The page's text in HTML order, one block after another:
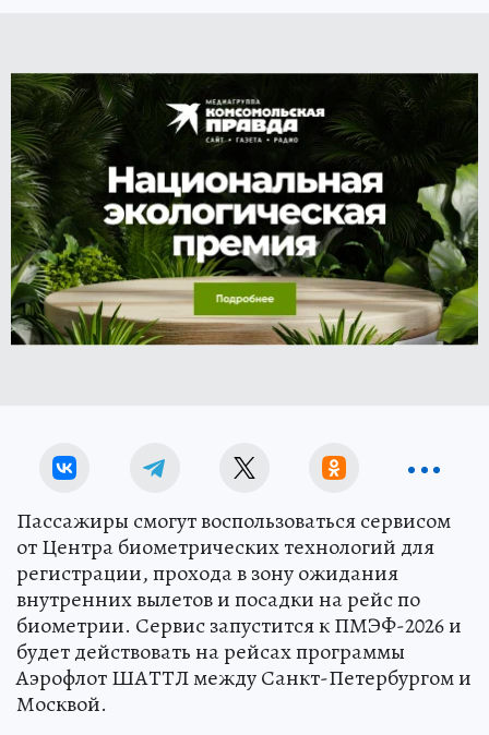
Пассажиры смогут воспользоваться сервисом
от Центра биометрических технологий для
регистрации, прохода в зону ожидания
внутренних вылетов и посадки на рейс по
биометрии. Сервис запустится к ПМЭФ-2026 и
будет действовать на рейсах программы
Аэрофлот ШАТТЛ между Санкт-Петербургом и
Москвой.